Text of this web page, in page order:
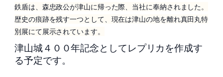
鉄盾は、森忠政公が津山に帰った際、当社に奉納されました。
歴史の痕跡を残す一つとして、現在は津山の地を離れ真田丸特
別展にて展示されています。
津山城４００年記念としてレプリカを作成す
る予定です。